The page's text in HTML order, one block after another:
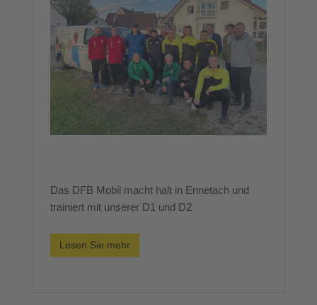
Das DFB Mobil macht halt in Ennetach und
trainiert mit unserer D1 und D2
Lesen Sie mehr